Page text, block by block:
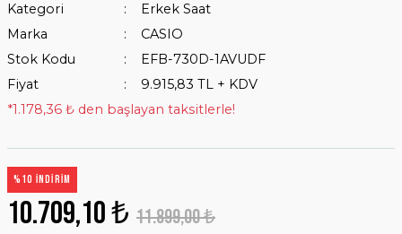
Kategori
Erkek Saat
Marka
CASIO
Stok Kodu
EFB-730D-1AVUDF
Fiyat
9.915,83 TL + KDV
*1.178,36 ₺ den başlayan taksitlerle!
%10 İNDİRİM
10.709,10 ₺ 11.899,00 ₺